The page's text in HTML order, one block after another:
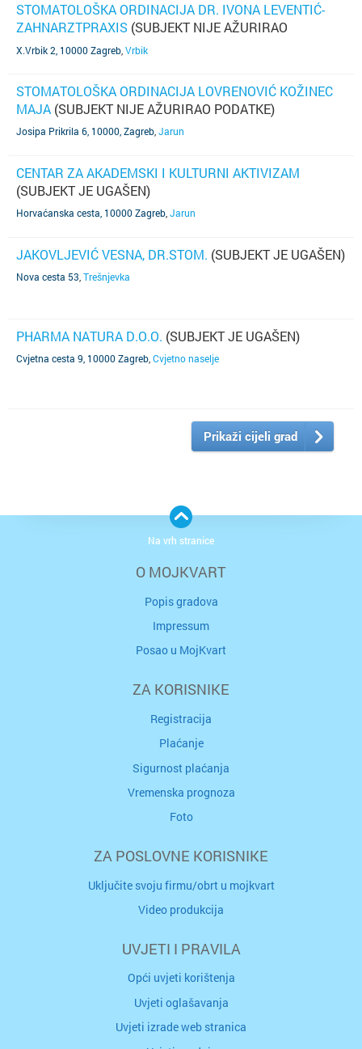
STOMATOLOŠKA ORDINACIJA DR. IVONA LEVENTIĆ-
ZAHNARZTPRAXIS (SUBJEKT NIJE AŽURIRAO
PODATKE)
X.Vrbik 2, 10000 Zagreb Vrbik
STOMATOLOŠKA ORDINACIJA LOVRENOVIĆ KOŽINEC
MAJA (SUBJEKT NIJE AŽURIRAO PODATKE)
Josipa Prikrila 6, 10000, Zagreb Jarun
CENTAR ZA AKADEMSKI I KULTURNI AKTIVIZAM
(SUBJEKT JE UGAŠEN)
Horvaćanska cesta, 10000 Zagreb Jarun
JAKOVLJEVIĆ VESNA, DR.STOM. (SUBJEKT JE UGAŠEN)
Nova cesta 53 Trešnjevka
PHARMA NATURA D.O.O. (SUBJEKT JE UGAŠEN)
Cvjetna cesta 9, 10000 Zagreb Cvjetno naselje
Prikaži cijeli grad
O MOJKVART
Popis gradova
Impressum
Posao u MojKvart
ZA KORISNIKE
Registracija
Plaćanje
Sigurnost plaćanja
Vremenska prognoza
Foto
ZA POSLOVNE KORISNIKE
Uključite svoju firmu/obrt u mojkvart
Video produkcija
UVJETI I PRAVILA
Opći uvjeti korištenja
Uvjeti oglašavanja
Uvjeti izrade web stranica
Na vrh stranice